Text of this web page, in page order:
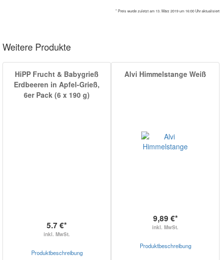
* Preis wurde zuletzt am 13. März 2019 um 16:00 Uhr aktualisiert
Weitere Produkte
HiPP Frucht & Babygrieß
Erdbeeren in Apfel-Grieß,
6er Pack (6 x 190 g)
5.7 €*
inkl. MwSt.
Produktbeschreibung
Alvi Himmelstange Weiß
9,89 €*
inkl. MwSt.
Produktbeschreibung